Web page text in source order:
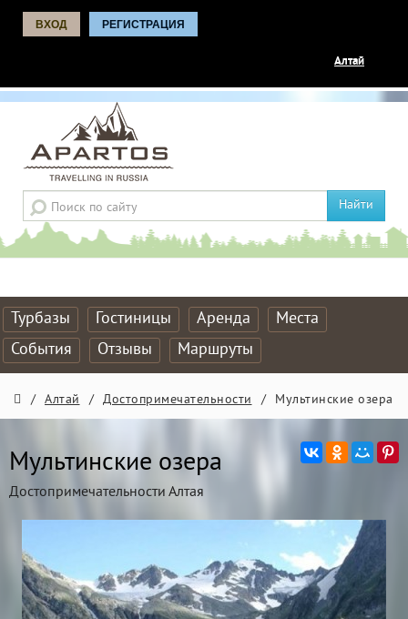
ВХОД РЕГИСТРАЦИЯ
Алтай
Найти
Турбазы Гостиницы Аренда
Места
События
Отзывы Маршруты
/ Алтай / Достопримечательности / Мультинские озера
Мультинские озера
Достопримечательности Алтая